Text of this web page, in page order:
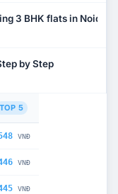
3 BHK flats in Noida?
by Step
TOP 5
VNĐ
VNĐ
VNĐ